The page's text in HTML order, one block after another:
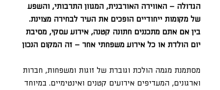
הגדולה – האווירה האורבנית, המגוון התרבותי, והשפע
של מקומות ייחודיים הופכים את העיר לבחירה מצוינת.
בין אם אתם מתכננים חתונה קטנה, אירוע עסקי, מסיבת
יום הולדת או כל אירוע משפחתי אחר – זה המקום הנכון
מסתמנת מגמה הולכת וגוברת של זוגות ומשפחות, חברות
וארגונים, המעדיפים אירועים קטנים ואינטימיים. במיוחד